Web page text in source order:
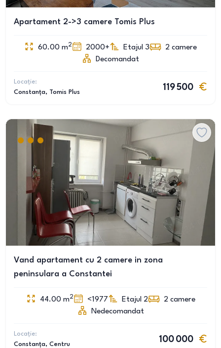
Apartament 2->3 camere Tomis Plus
60.00 m2 2000+ Etajul 3 2 camere
Decomandat
Locație:
Constanța, Tomis Plus
119 500
Vand apartament cu 2 camere in zona
peninsulara a Constantei
44.00 m2 <1977 Etajul 2 2 camere
Nedecomandat
Locație:
Constanța, Centru
100 000